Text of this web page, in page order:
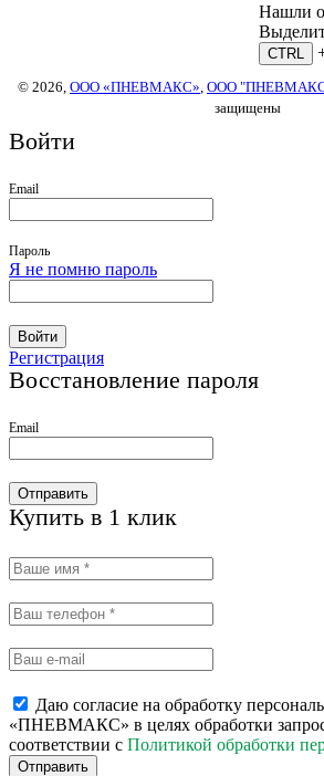
Нашли
CTRL
© 2026, ООО «ПНЕВМАКС» ООО
защищены
Войти
Email
Пароль
Я не помню пароль
Войти
Регистрация
Восстановление пароля
Email
Отправить
Купить в 1 клик
Даю согласие на обработку
«ПНЕВМАКС» в целях обработки
соответствии с Политикой обработки
Отправить